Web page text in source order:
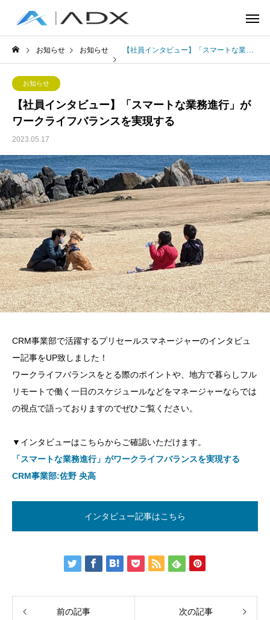
お知らせ お知らせ 【社員インタビュー】「スマートな業務進行」がワークライフバランスを実現する
お知らせ
【社員インタビュー】「スマートな業務進行」が
ワークライフバランスを実現する
2023.05.17
CRM事業部で活躍するプリセールスマネージャーのインタビュ
ー記事をUP致しました！
ワークライフバランスをとる際のポイントや、地方で暮らしフル
リモートで働く一日のスケジュールなどをマネージャーならでは
の視点で語っておりますのでぜひご覧ください。
▼インタビューはこちらからご確認いただけます。
「スマートな業務進行」がワークライフバランスを実現する
CRM事業部:佐野 央高
インタビュー記事はこちら
前の記事 次の記事